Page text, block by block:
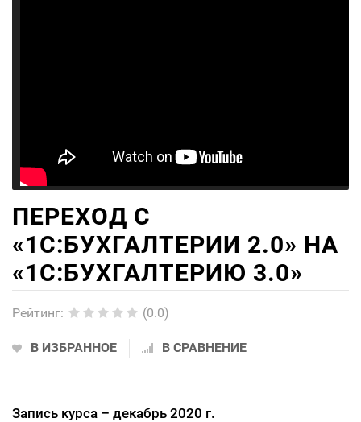
ПЕРЕХОД С
«1С:БУХГАЛТЕРИИ 2.0» НА
«1С:БУХГАЛТЕРИЮ 3.0»
Рейтинг: (0.0)
В ИЗБРАННОЕ В СРАВНЕНИЕ
Запись курса – декабрь 2020 г.